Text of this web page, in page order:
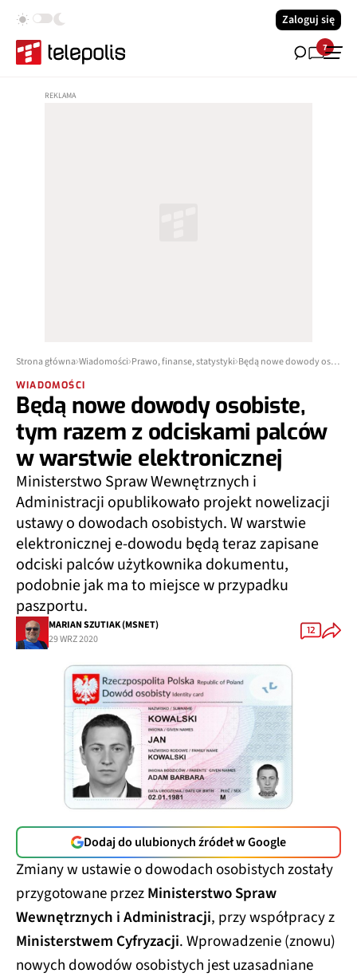
Zaloguj się
7
Strona główna Wiadomości Prawo, finanse, statystyki Będą nowe dowody osobiste, tym razem z odciskami palców w warstwie elektronicznej
WIADOMOŚCI
Będą nowe dowody osobiste,
tym razem z odciskami palców
w warstwie elektronicznej
Ministerstwo Spraw Wewnętrznych i
Administracji opublikowało projekt nowelizacji
ustawy o dowodach osobistych. W warstwie
elektronicznej e-dowodu będą teraz zapisane
odciski palców użytkownika dokumentu,
podobnie jak ma to miejsce w przypadku
paszportu.
MARIAN SZUTIAK (MSNET)
29 WRZ 2020
12
Dodaj do ulubionych źródeł w Google
Zmiany w ustawie o dowodach osobistych zostały
przygotowane przezMinisterstwo Spraw
Wewnętrznych i Administracji, przy współpracy z
Ministerstwem Cyfryzacji. Wprowadzenie (znowu)
nowych dowodów osobistych jest uzasadniane